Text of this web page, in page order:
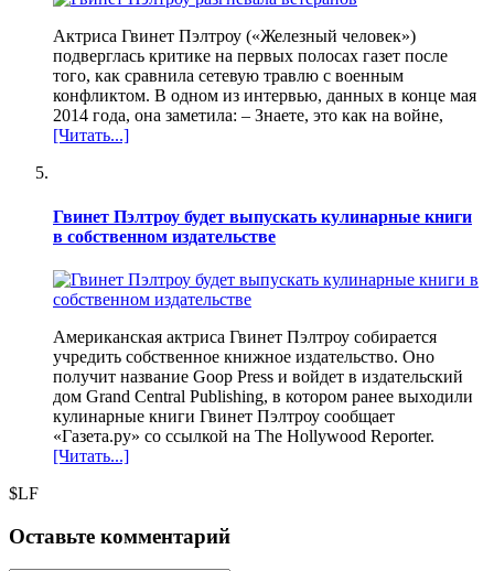
Актриса Гвинет Пэлтроу («Железный человек»)
подверглась критике на первых полосах газет после
того, как сравнила сетевую травлю с военным
конфликтом. В одном из интервью, данных в конце мая
2014 года, она заметила: – Знаете, это как на войне,
[Читать...]
Гвинет Пэлтроу будет выпускать кулинарные книги
в собственном издательстве
Американская актриса Гвинет Пэлтроу собирается
учредить собственное книжное издательство. Оно
получит название Goop Press и войдет в издательский
дом Grand Central Publishing, в котором ранее выходили
кулинарные книги Гвинет Пэлтроу сообщает
«Газета.ру» со ссылкой на The Hollywood Reporter.
[Читать...]
$LF
Оставьте комментарий